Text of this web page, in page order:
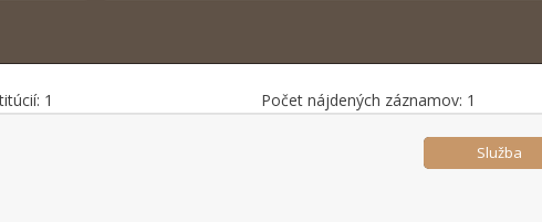
1 Počet nájdených záznamov: 1
Služba